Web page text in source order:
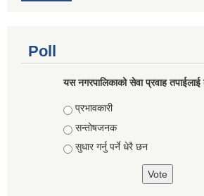
Poll
यस नगरपालिकाको सेवा प्रवाह
Choices
प्रभावकारी
सन्तोषजनक
सुधार गर्नु पर्ने धेरै छन